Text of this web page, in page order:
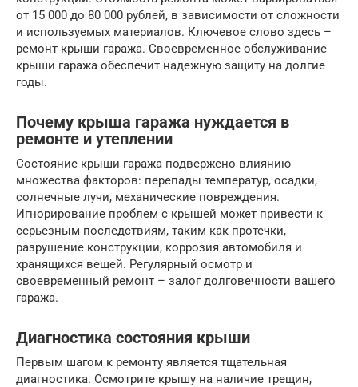
от 15 000 до 80 000 рублей, в зависимости от сложности
и используемых материалов. Ключевое слово здесь –
ремонт крыши гаража. Своевременное обслуживание
крыши гаража обеспечит надежную защиту на долгие
годы.
Почему крыша гаража нуждается в
ремонте и утеплении
Состояние крыши гаража подвержено влиянию
множества факторов: перепады температур, осадки,
солнечные лучи, механические повреждения.
Игнорирование проблем с крышей может привести к
серьезным последствиям, таким как протечки,
разрушение конструкции, коррозия автомобиля и
хранящихся вещей. Регулярный осмотр и
своевременный ремонт – залог долговечности вашего
гаража.
Диагностика состояния крыши
Первым шагом к ремонту является тщательная
диагностика. Осмотрите крышу на наличие трещин,